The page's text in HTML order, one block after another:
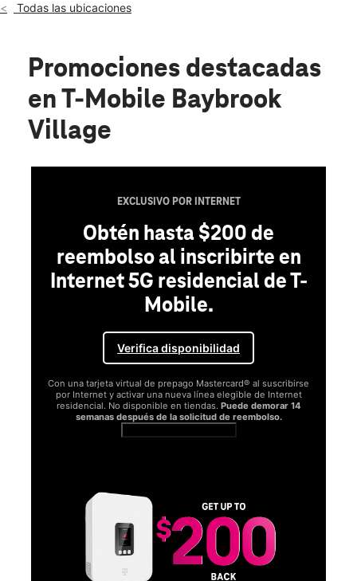
Todas las ubicaciones
Promociones destacadas
en T-Mobile Baybrook
Village
EXCLUSIVO POR INTERNET
Obtén hasta $200 de
reembolso al inscribirte en
Internet 5G residencial de T-
Mobile.
Verifica disponibilidad
Con una tarjeta virtual de prepago Mastercard® al suscribirse
por Internet y activar una nueva línea elegible de Internet
residencial. No disponible en tiendas. Puede demorar 14
semanas después de la solicitud de reembolso.